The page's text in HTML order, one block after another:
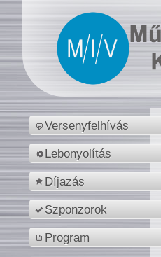
Versenyfelhívás
Lebonyolítás
Díjazás
Szponzorok
Program